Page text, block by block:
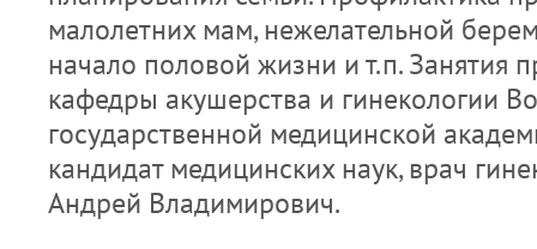
малолетних мам, нежелательной
начало половой жизни и т.п. Занятия
кафедры акушерства и гинекологии
государственной медицинской
кандидат медицинских наук, врач
Андрей Владимирович.